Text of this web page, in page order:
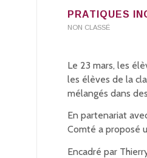
PRATIQUES
NON CLASSÉ
Le 23 mars, les
les élèves de la
mélangés dans
En partenariat
Comté a proposé
Encadré par